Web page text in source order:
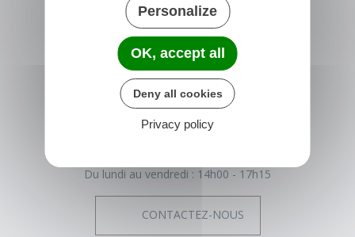
NONVILLE
Place de la Mairie
77140 nonville
France
01 64 29 01 34
Du lundi au vendredi : 14h00 - 17h15
CONTACTEZ-NOUS
Personalize
OK, accept all
Deny all cookies
Privacy policy